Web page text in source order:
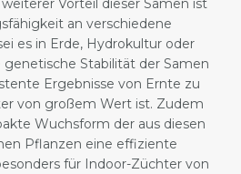
Vorteil dieser Samen ist
an verschiedene
es in Erde, Hydrokultur oder
genetische Stabilität der Samen
Ergebnisse von Ernte zu
von großem Wert ist. Zudem
Wuchsform der aus diesen
Pflanzen eine effiziente
für Indoor-Züchter von